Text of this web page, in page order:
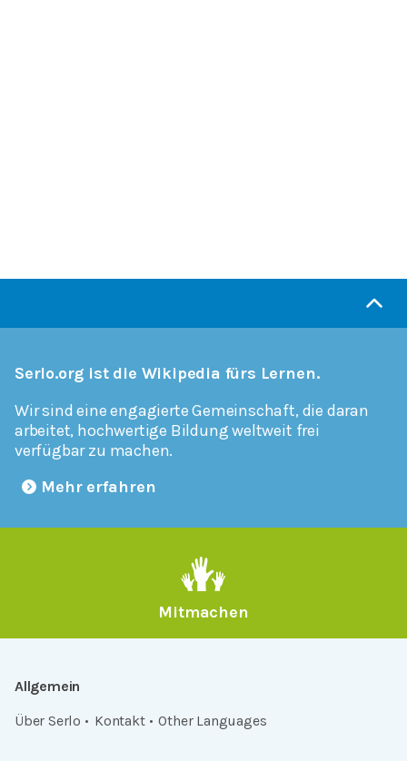
Serlo.org ist die Wikipedia fürs Lernen.
Wir sind eine engagierte Gemeinschaft, die daran
arbeitet, hochwertige Bildung weltweit frei
verfügbar zu machen.
Mehr erfahren
Mitmachen
Allgemein
Über Serlo
Kontakt Other Languages